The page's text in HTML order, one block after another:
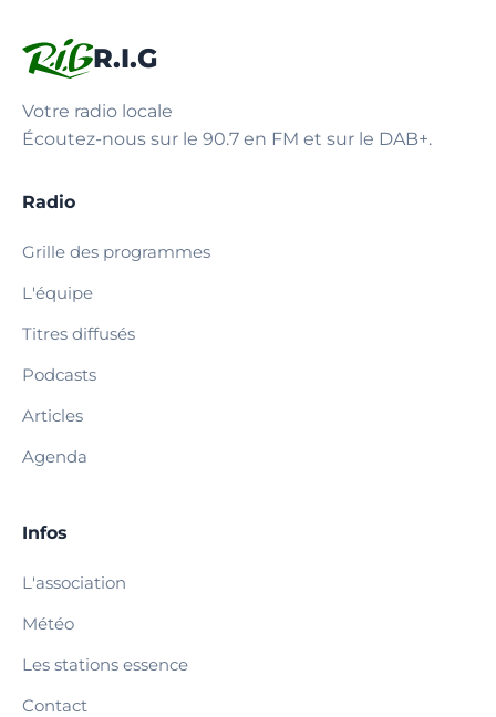
R.I.G
Votre radio locale
Écoutez-nous sur le 90.7 en FM et sur le DAB+.
Radio
Grille des programmes
L'équipe
Titres diffusés
Podcasts
Articles
Agenda
Infos
L'association
Météo
Les stations essence
Contact